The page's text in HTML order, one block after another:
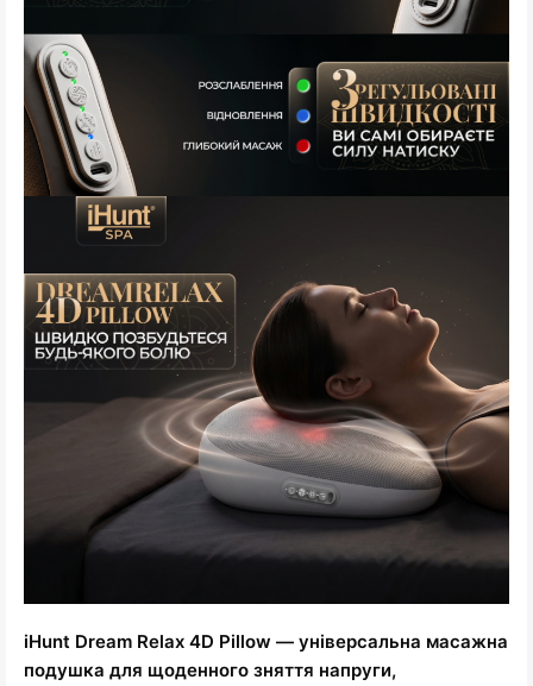
iHunt Dream Relax 4D Pillow — універсальна масажна
подушка для щоденного зняття напруги,